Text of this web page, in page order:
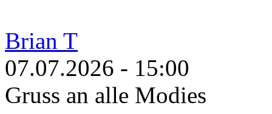
Brian T
07.07.2026 - 15:00
Gruss an alle Modies